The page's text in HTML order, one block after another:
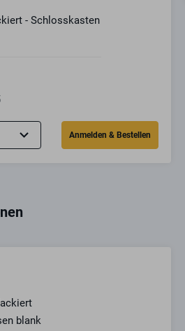
- Schlosskasten
blank